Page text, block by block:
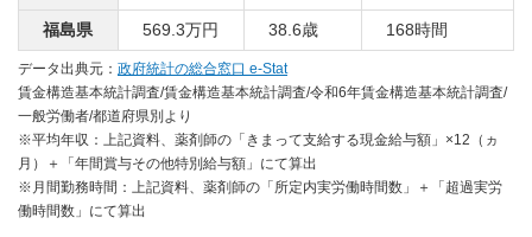
福島県 569.3万円 38.6歳 168時間
データ出典元： 政府統計の総合窓口 e-Stat
賃金構造基本統計調査/賃金構造基本統計調査/令和6年賃金構造基本統計調査/
一般労働者/都道府県別より
※平均年収：上記資料、薬剤師の「きまって支給する現金給与額」×12（ヵ
月）＋「年間賞与その他特別給与額」にて算出
※月間勤務時間：上記資料、薬剤師の「所定内実労働時間数」＋「超過実労
働時間数」にて算出